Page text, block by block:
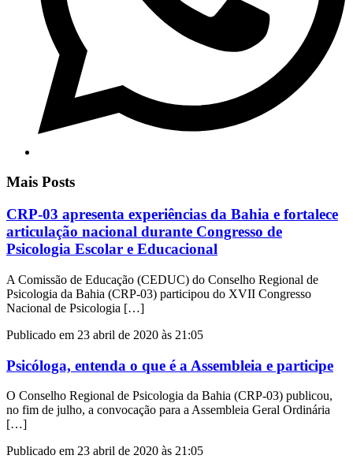
Mais Posts
CRP-03 apresenta experiências da Bahia e fortalece
articulação nacional durante Congresso de
Psicologia Escolar e Educacional
A Comissão de Educação (CEDUC) do Conselho Regional de
Psicologia da Bahia (CRP-03) participou do XVII Congresso
Nacional de Psicologia […]
Publicado em 23 abril de 2020 às 21:05
Psicóloga, entenda o que é a Assembleia e participe
O Conselho Regional de Psicologia da Bahia (CRP-03) publicou,
no fim de julho, a convocação para a Assembleia Geral Ordinária
[…]
Publicado em 23 abril de 2020 às 21:05